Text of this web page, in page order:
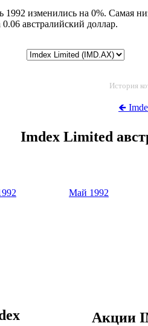
изменились на 0%. Самая
австралийский доллар.
История
🡸
Imdex Limited
Май 1992
Акции